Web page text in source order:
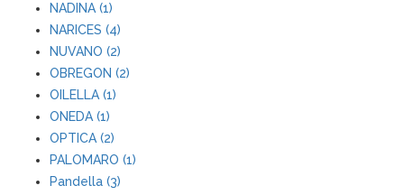
NADINA (1)
NARICES (4)
NUVANO (2)
OBREGON (2)
OILELLA (1)
ONEDA (1)
OPTICA (2)
PALOMARO (1)
Pandella (3)